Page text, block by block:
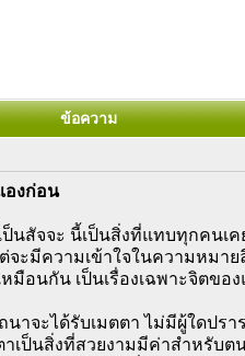
ข้อความ
องก่อน
นสัจจะ นี้เป็นสิ่งที่แทบทุกคนเ
ะมีความเข้าใจในความหมา
มือนกัน เป็นเรื่องเฉพาะจิตขอ
าจะได้รับเมตตา ไม่มีผู้ใดปร
เป็นสิ่งที่สวยงามมีค่าสำหรับต